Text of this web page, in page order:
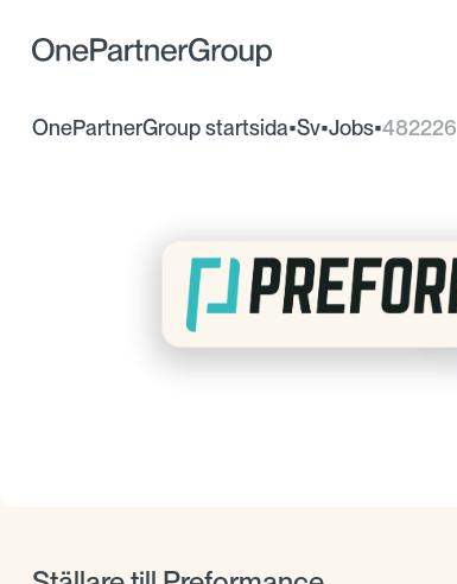
OnePartnerGroup startsida•Sv•Jobs•482226